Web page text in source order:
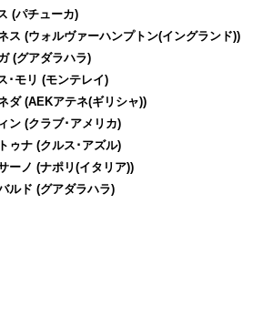
(パチューカ)
ス (ウォルヴァーハンプトン(イングランド))
(グアダラハラ)
･モリ (モンテレイ)
ダ (AEKアテネ(ギリシャ))
ン (クラブ･アメリカ)
ゥナ (クルス･アズル)
ーノ (ナポリ(イタリア))
ルド (グアダラハラ)